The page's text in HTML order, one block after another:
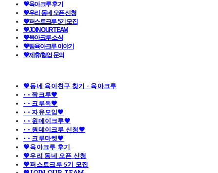
💖육아크루 후기
💖우리 동네 오픈 신청
💖퍼스트크루 5기 모집
💖JOIN OUR TEAM
💖육아크루 소식
💖팀육아크루 이야기
💖제휴/협업 문의
💖동네 육아친구 찾기 - 육아크루
· · 짝크루🧡
· · 크루톡🧡
· · 자유모임🧡
· · 원데이크루🧡
· · 원데이크루 신청🧡
· · 크루마켓🧡
💖육아크루 후기
💖우리 동네 오픈 신청
💖퍼스트크루 5기 모집